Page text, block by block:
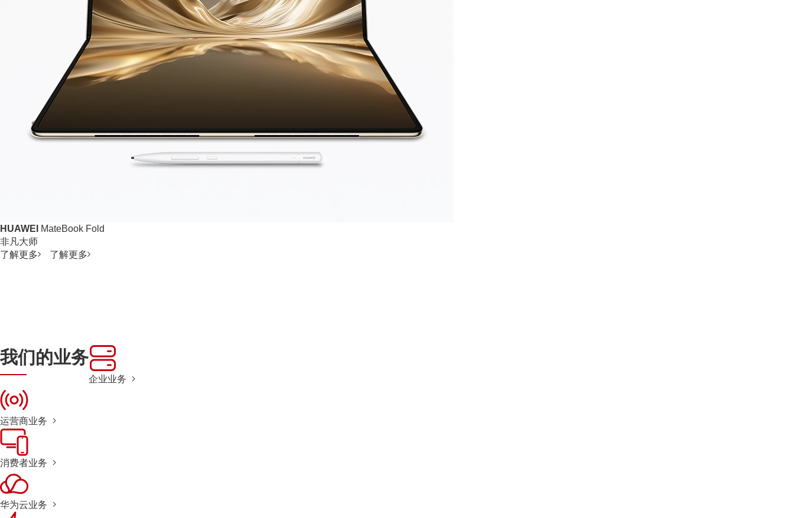
HUAWEI
MateBook Fold
非凡大师
了解更多
了解更多
我们的业务
企业业务
运营商业务
消费者业务
华为云业务